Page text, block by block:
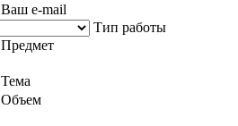
Ваш e-mail
Тип работы
Предмет
Тема
Объем